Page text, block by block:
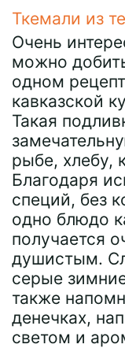
Ткемали из
Очень
можно
одном
кавказской
Такая
рыбе, хлебу,
Благодаря
специй, без
одно блюдо
получается
душистым.
серые
также
денечках,
светом и